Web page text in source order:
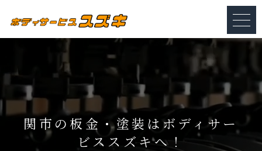
関市の板金・塗装は ボディサー
ビススズキへ！